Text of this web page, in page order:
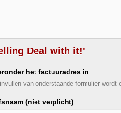
Deal with it!'
het factuuradres in
van onderstaande formulier
(niet verplicht)